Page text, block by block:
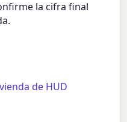
la cifra final
de HUD